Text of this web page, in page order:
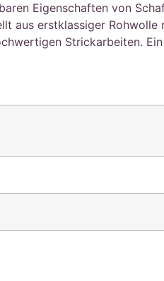
Eigenschaften von
aus erstklassiger Rohwolle
Strickarbeiten.